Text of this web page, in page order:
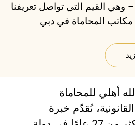
– وهي القيم التي تواصل تعريفنا
أهلي للمحاماة
نُقدّم خبرة